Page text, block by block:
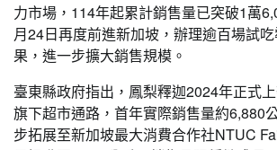
力市場，114年起累計銷售量已突破1萬
月24日再度前進新加坡，辦理逾百場試
果，進一步擴大銷售規模。
臺東縣政府指出，鳳梨釋迦2024年正式
旗下超市通路，首年實際銷售量約6,880
步拓展至新加坡最大消費合作社NTUC